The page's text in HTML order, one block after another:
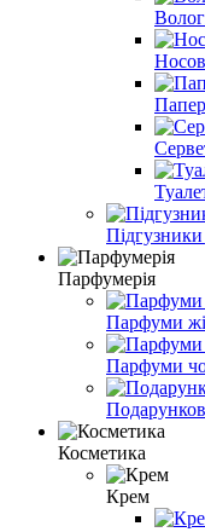
Підгузники
Парфумерія
Парфуми
Парфуми
Косметика
Крем